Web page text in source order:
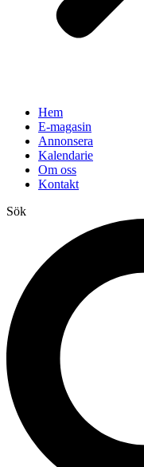
Hem
E-magasin
Annonsera
Kalendarie
Om oss
Kontakt
Sök